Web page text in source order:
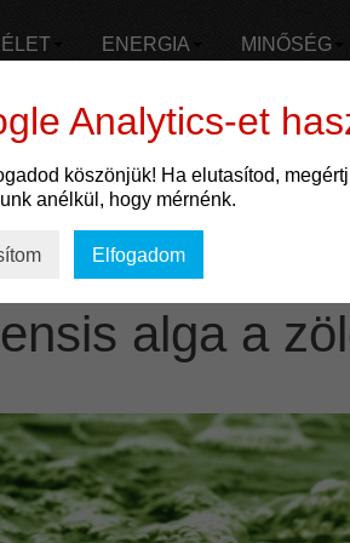
ÉLET ENERGIA MINŐSÉG
alga a
Analytics-et
köszönjük! Ha elutasítod,
anélkül, hogy mérnénk.
Elfogadom